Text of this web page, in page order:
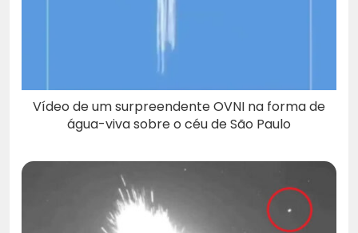
Vídeo de um surpreendente OVNI na forma de
água-viva sobre o céu de São Paulo